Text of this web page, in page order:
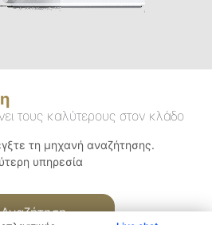
τους καλύτερους στον κλάδο
τη μηχανή αναζήτησης.
υπηρεσία
Αναζήτηση